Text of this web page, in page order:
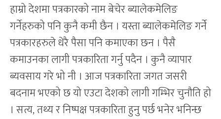
हाम्रो देशमा पत्रकारको नाम बेचेर ब्यालेकमेलिङ
गर्नेहरुको पनि कुनै कमी छैन । यस्ता ब्यालेकमेलिङ गर्ने
पत्रकारहरुले धेरै पैसा पनि कमाएका छन । पैसै
कमाउनका लागी पत्रकारिता गर्नु पदैन । कुनै व्यापार
ब्यवसाय गरे भो नी । आज पत्रकारिता जगत जसरी
बदनाम भएको छ यो एउटा देशको लागी गम्भिर चुनौति हो
। सत्य, तथ्य र निष्पक्ष पत्रकारिता हुनु पर्छ भनेर भनिन्छ